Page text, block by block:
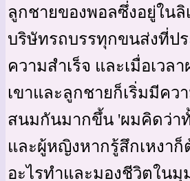
ลูกชายของพอลซึ่งอยู่ในลิ
บริษัทรถบรรทุกขนส่งที่ป
ความสำเร็จ และเมื่อเวลา
เขาและลูกชายก็เริ่มมีคว
สนมกันมากขึ้น 'ผมคิดว่า
และผู้หญิงหากรู้สึกเหงาก็
อะไรทำและมองชีวิตในมุ